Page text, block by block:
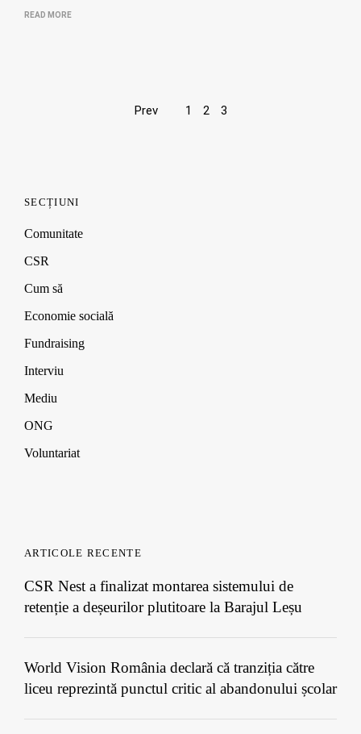
READ MORE
Prev 1 2 3
SECȚIUNI
Comunitate
CSR
Cum să
Economie socială
Fundraising
Interviu
Mediu
ONG
Voluntariat
ARTICOLE RECENTE
CSR Nest a finalizat montarea sistemului de
retenție a deșeurilor plutitoare la Barajul Leșu
World Vision România declară că tranziția către
liceu reprezintă punctul critic al abandonului școlar